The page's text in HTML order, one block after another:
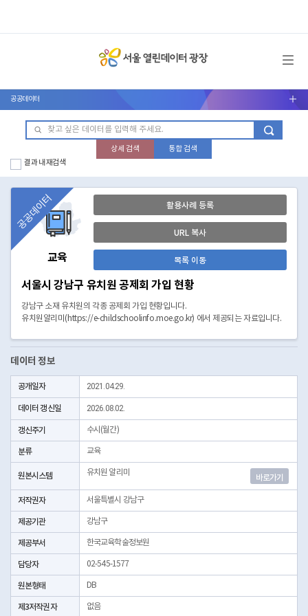
메뉴 열기
공공데이터 서브메뉴 열기
상세 검색
통합 검색
결과 내 재검색
교육
공공데이터 활용사례 등록
URL 복사
목록 이동
서울시 강남구 유치원 공제회 가입 현황
강남구 소재 유치원의 각종 공제회 가입 현황입니다.
유치원알리미(https://e-childschoolinfo.moe.go.kr) 에서 제공되는 자료입니다.
데이터 정보
공개일자 2021.04.29.
데이터 갱신일 2026.08.02.
갱신주기 수시(월간)
분류 교육
원본시스템 유치원 알리미
바로가기
저작권자 서울특별시 강남구
제공기관 강남구
제공부서 한국교육학술정보원
담당자 02-545-1577
원본형태 DB
제3저작권자 없음